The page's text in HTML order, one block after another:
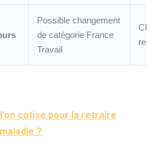
Possible changement
de catégorie France
Travail
cotise pour la retraire
?